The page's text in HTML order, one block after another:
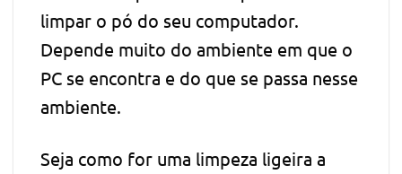
limpar o pó do seu computador.
Depende muito do ambiente em que o
PC se encontra e do que se passa nesse
ambiente.
Seja como for uma limpeza ligeira a